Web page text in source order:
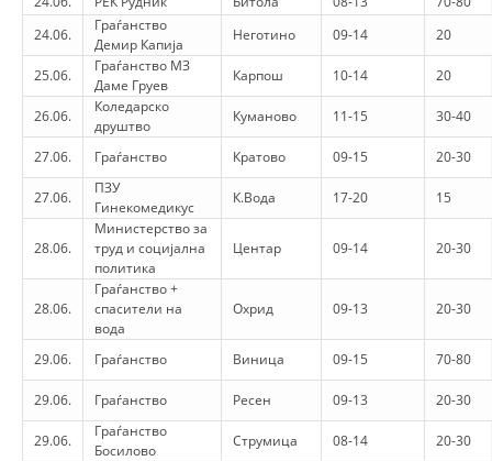
24.06.
Граѓанство
Демир Капија
Неготино 09-14 20
25.06.
Граѓанство МЗ
Даме Груев
Карпош 10-14 20
26.06.
Коледарско
друштво
Куманово 11-15 30-40
27.06. Граѓанство Кратово 09-15 20-30
27.06.
ПЗУ
Гинекомедикус
К.Вода 17-20 15
28.06.
Министерство за
труд и социјална
политика
Центар 09-14 20-30
28.06.
Граѓанство +
спасители на
вода
Охрид 09-13 20-30
29.06. Граѓанство Виница 09-15 70-80
29.06. Граѓанство Ресен 09-13 20-30
29.06.
Граѓанство
Босилово
Струмица 08-14 20-30